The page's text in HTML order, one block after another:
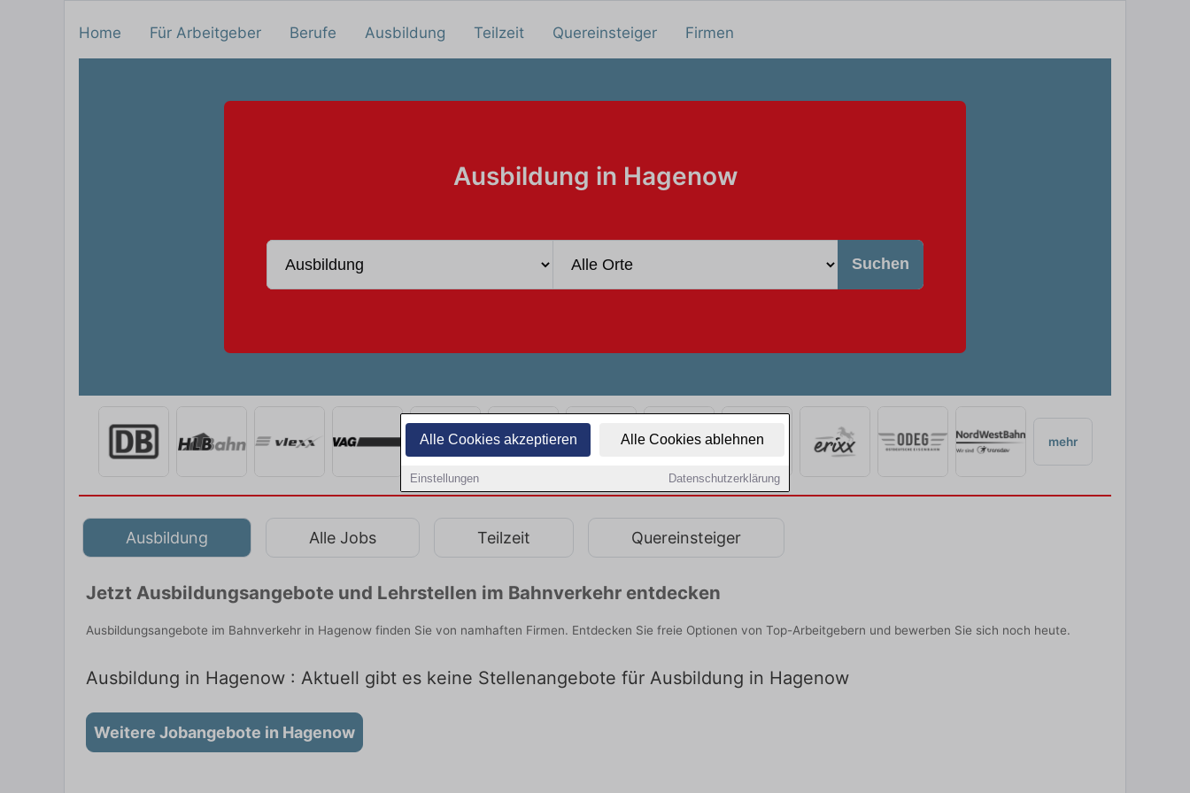
Alle Cookies akzeptieren Alle Cookies ablehnen
Einstellungen Datenschutzerklärung
Home Für Arbeitgeber Berufe Ausbildung Teilzeit Quereinsteiger Firmen
Ausbildung in Hagenow
Suchen
mehr
Ausbildung Alle Jobs Teilzeit Quereinsteiger
Jetzt Ausbildungsangebote und Lehrstellen im Bahnverkehr entdecken
Ausbildungsangebote im Bahnverkehr in Hagenow finden Sie von namhaften Firmen. Entdecken Sie freie Optionen von Top-Arbeitgebern und bewerben Sie sich noch heute.
Ausbildung in Hagenow : Aktuell gibt es keine Stellenangebote für Ausbildung in Hagenow
Weitere Jobangebote in Hagenow